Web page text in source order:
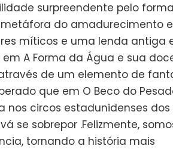
surpreendente pelo
do amadurecimento
míticos e uma lenda antiga
A Forma da Água e sua
de um elemento de
que em O Beco do
circos estadunidenses dos
se sobrepor .Felizmente,
tornando a história mais